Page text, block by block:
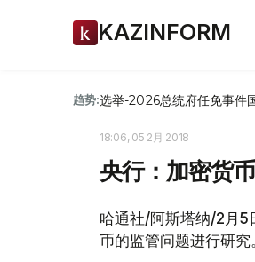
KAZINFORM
趋势:选举-2026总统府任免事件
18:06, 05 2月 2018
央行：加密货
哈通社/阿斯塔纳/2月5
币的监管问题进行研究